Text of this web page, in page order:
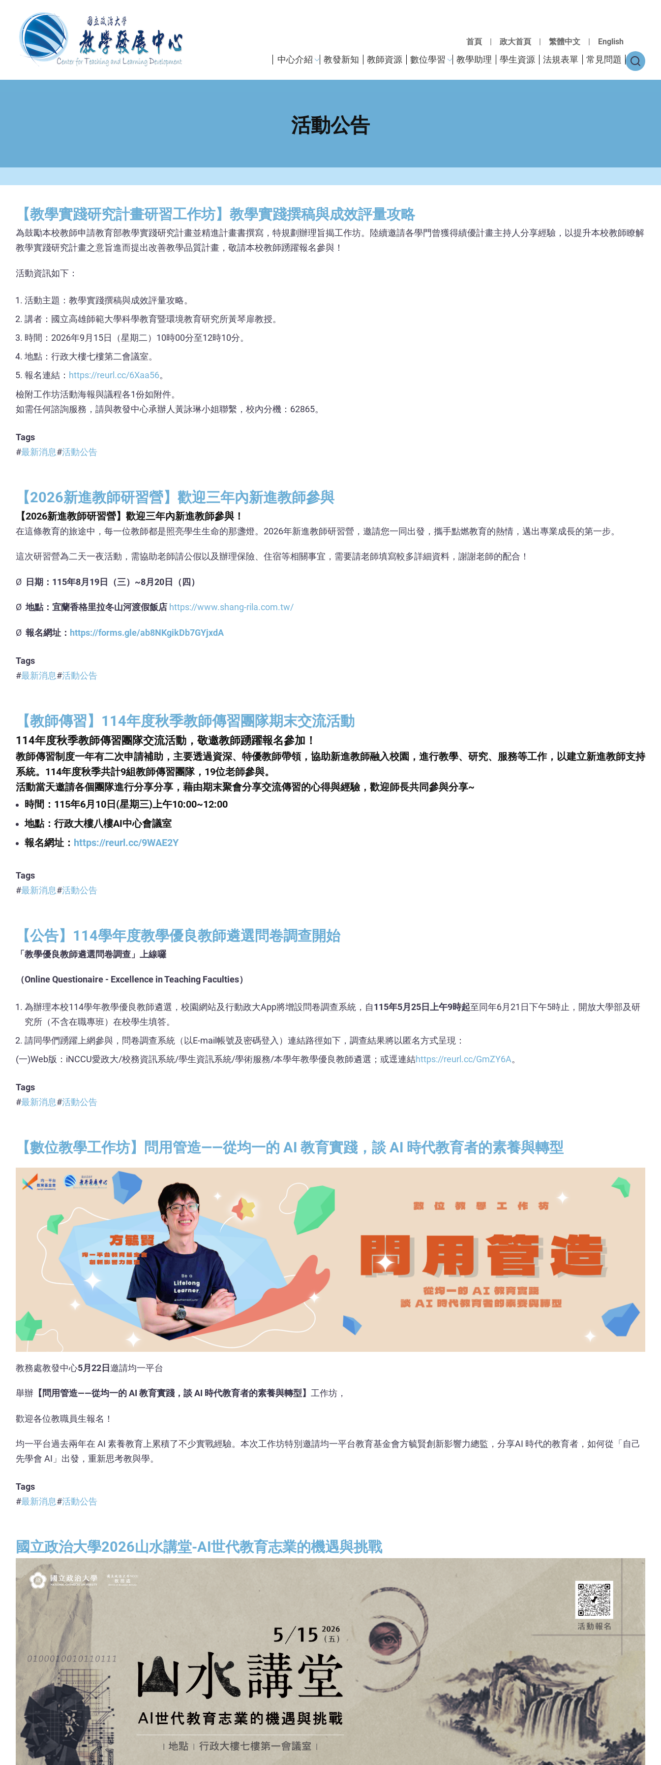
首頁 | 政大首頁 | 繁體中文 | English
主
導
中心介紹 教發新知 教師資源 數位學習 教學助理 學生資源 法規表單 常見問題
活動公告
【教學實踐研究計畫研習工作坊】教學實踐撰稿與成效評量攻略
為鼓勵本校教師申請教育部教學實踐研究計畫並精進計畫書撰寫，特規劃辦理旨揭工作坊。陸續邀請各學門曾獲得績優計畫主持人分享經驗，以提升本校教師瞭解
教學實踐研究計畫之意旨進而提出改善教學品質計畫，敬請本校教師踴躍報名參與！
活動資訊如下：
活動主題：教學實踐撰稿與成效評量攻略。
講者：國立高雄師範大學科學教育暨環境教育研究所黃琴扉教授。
時間：2026年9月15日（星期二）10時00分至12時10分。
地點：行政大樓七樓第二會議室。
報名連結： https://reurl.cc/6Xaa56。
檢附工作坊活動海報與議程各1份如附件。
如需任何諮詢服務，請與教發中心承辦人黃詠琳小姐聯繫，校內分機：62865。
Tags
最新消息
活動公告
【2026新進教師研習營】歡迎三年內新進教師參與
【2026新進教師研習營】歡迎三年內新進教師參與！
在這條教育的旅途中，每一位教師都是照亮學生生命的那盞燈。2026年新進教師研習營，邀請您一同出發，攜手點燃教育的熱情，邁出專業成長的第一步。
這次研習營為二天一夜活動，需協助老師請公假以及辦理保險、住宿等相關事宜，需要請老師填寫較多詳細資料，謝謝老師的配合！
Ø 日期：115年8月19日（三）~8月20日（四）
Ø地點：宜蘭香格里拉冬山河渡假飯店 https://www.shang-rila.com.tw/
Ø 報名網址： https://forms.gle/ab8NKgikDb7GYjxdA
Tags
最新消息
活動公告
【教師傳習】114年度秋季教師傳習團隊期末交流活動
114年度秋季教師傳習團隊交流活動，敬邀教師踴躍報名參加！
教師傳習制度一年有二次申請補助，主要透過資深、特優教師帶領，協助新進教師融入校園，進行教學、研究、服務等工作，以建立新進教師支持
系統。114年度秋季共計9組教師傳習團隊，19位老師參與。
活動當天邀請各個團隊進行分享分享，藉由期末聚會分享交流傳習的心得與經驗，歡迎師長共同參與分享~
時間：115年6月10日(星期三)上午10:00~12:00
地點：行政大樓八樓AI中心會議室
報名網址： https://reurl.cc/9WAE2Y
Tags
最新消息
活動公告
【公告】114學年度教學優良教師遴選問卷調查開始
「教學優良教師遴選問卷調查」上線囉
（Online Questionaire - Excellence in Teaching Faculties）
為辦理本校114學年教學優良教師遴選，校園網站及行動政大App將增設問卷調查系統，自115年5月25日上午9時起至同年6月21日下午5時止，開放大學部及研
究所（不含在職專班）在校學生填答。
請同學們踴躍上網參與，問卷調查系統（以E-mail帳號及密碼登入）連結路徑如下，調查結果將以匿名方式呈現：
(一)Web版：iNCCU愛政大/校務資訊系統/學生資訊系統/學術服務/本學年教學優良教師遴選；或逕連結https://reurl.cc/GmZY6A。
Tags
最新消息 活動公告
【數位教學工作坊】問用管造——從均一的 AI 教育實踐，談 AI 時代教育者的素養與轉型
教務處教發中心5月22日邀請均一平台
舉辦 【問用管造——從均一的 AI 教育實踐，談 AI 時代教育者的素養與轉型】 工作坊，
歡迎各位教職員生報名！
均一平台過去兩年在 AI 素養教育上累積了不少實戰經驗。本次工作坊特別邀請均一平台教育基金會方毓賢創新影響力總監，分享AI 時代的教育者，如何從「自己
先學會 AI」出發，重新思考教與學。
Tags
最新消息 活動公告
國立政治大學2026山水講堂-AI世代教育志業的機遇與挑戰